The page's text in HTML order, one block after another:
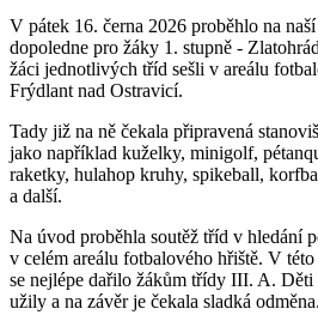
V pátek 16. černa 2026 proběhlo na
dopoledne pro žáky 1. stupně -
žáci jednotlivých tříd sešli v areálu
Frýdlant nad Ostravicí.
Tady již na ně čekala připravená
jako například kuželky, minigolf,
raketky, hulahop kruhy, spikeball,
a další.
Na úvod proběhla soutěž tříd v hledání
v celém areálu fotbalového hřiště. V
se nejlépe dařilo žákům třídy III. A.
užily a na závěr je čekala sladká odměna.